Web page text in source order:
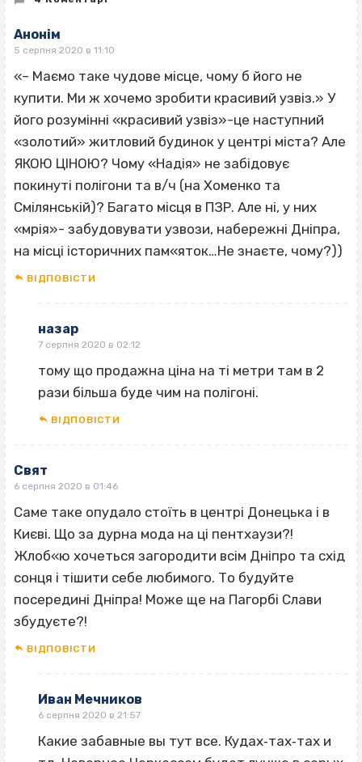
Анонім
5 серпня 2020 в 11:10
«– Маємо таке чудове місце, чому б його не
купити. Ми ж хочемо зробити красивий узвіз.» У
його розумінні «красивий узвіз»-це наступний
«золотий» житловий будинок у центрі міста? Але
ЯКОЮ ЦІНОЮ? Чому «Надія» не забідовує
покинуті полігони та в/ч (на Хоменко та
Смілянській)? Багато місця в ПЗР. Але ні, у них
«мрія»- забудовувати узвози, набережні Дніпра,
на місці історичних пам«яток…Не знаєте, чому?))
ВІДПОВІCТИ
назар
7 серпня 2020 в 02:12
тому що продажна ціна на ті метри там в 2
рази більша буде чим на полігоні.
ВІДПОВІCТИ
Свят
6 серпня 2020 в 01:46
Саме таке опудало стоїть в центрі Донецька і в
Києві. Що за дурна мода на ці пентхаузи?!
Жлоб«ю хочеться загородити всім Дніпро та схід
сонця і тішити себе любимого. То будуйте
посередині Дніпра! Може ще на Пагорбі Слави
збудуєте?!
ВІДПОВІCТИ
Иван Мечников
6 серпня 2020 в 21:57
Какие забавные вы тут все. Кудах‐тах‐тах и